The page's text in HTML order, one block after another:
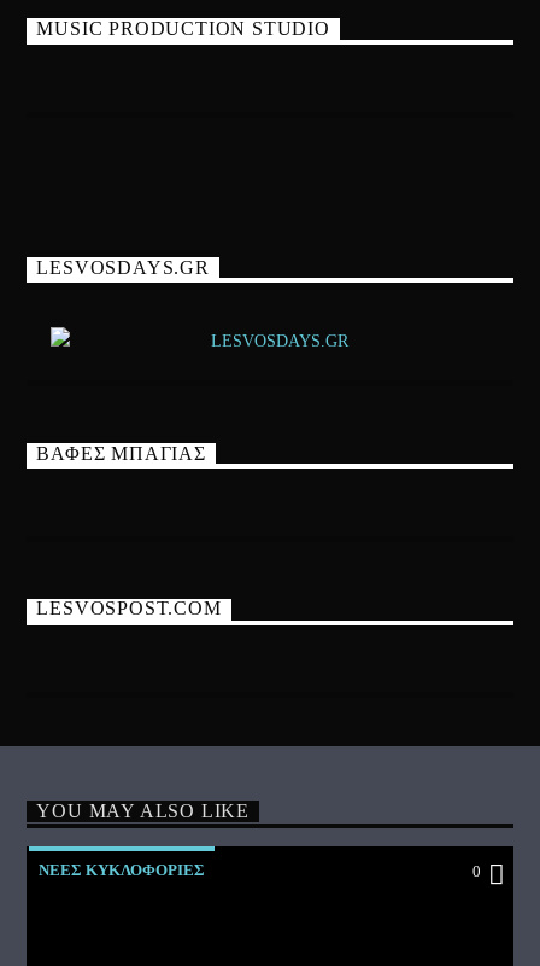
MUSIC PRODUCTION STUDIO
LESVOSDAYS.GR
ΒΑΦΕΣ ΜΠΑΓΙΑΣ
LESVOSPOST.COM
YOU MAY ALSO LIKE
ΝΕΕΣ ΚΥΚΛΟΦΟΡΙΕΣ 0